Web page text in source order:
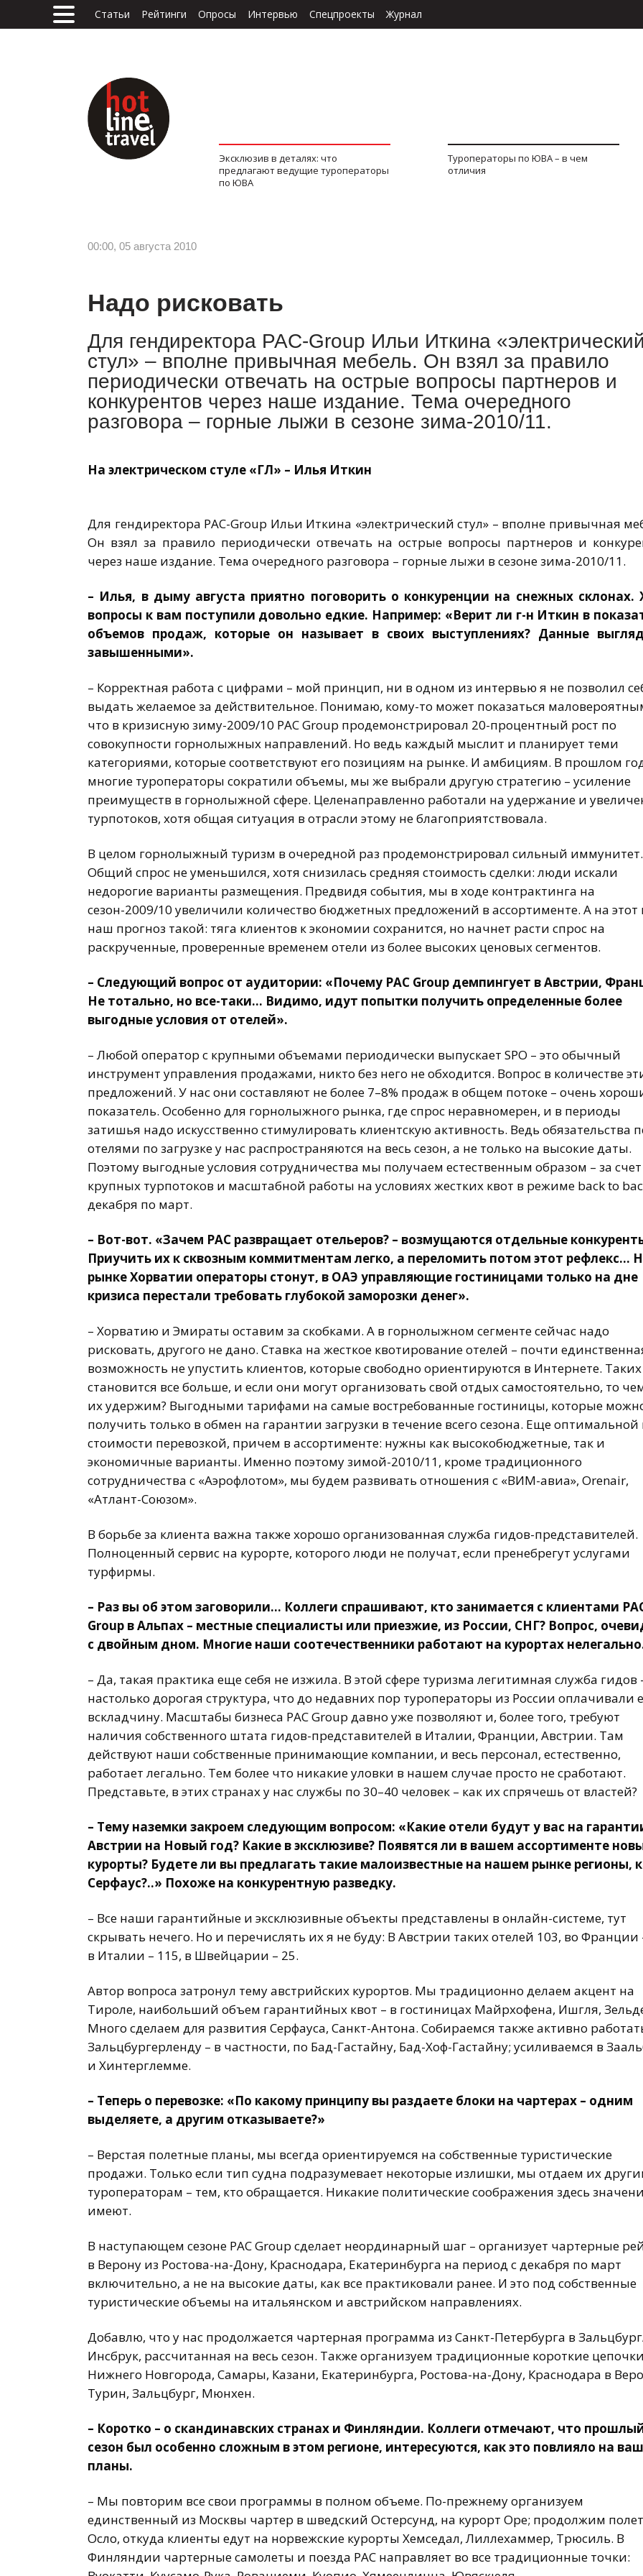
Статьи Рейтинги Опросы Интервью Спецпроекты Журнал
Эксклюзив в деталях: что
предлагают ведущие туроператоры
по ЮВА
Туроператоры по ЮВА – в чем
отличия
00:00, 05 августа 2010
Надо рисковать
Для гендиректора PAC-Group Ильи Иткина «электрический
стул» – вполне привычная мебель. Он взял за правило
периодически отвечать на острые вопросы партнеров и
конкурентов через наше издание. Тема очередного
разговора – горные лыжи в сезоне зима-2010/11.
На электрическом стуле «ГЛ» – Илья Иткин
Для гендиректора PAC-Group Ильи Иткина «электрический стул» – вполне привычная
Он взял за правило периодически отвечать на острые вопросы партнеров и
через наше издание. Тема очередного разговора – горные лыжи в сезоне зима-2010/11.
– Илья, в дыму августа приятно поговорить о конкуренции на снежных склонах.
вопросы к вам поступили довольно едкие. Например: «Верит ли г-н Иткин в
объемов продаж, которые он называет в своих выступлениях? Данные
завышенными».
– Корректная работа с цифрами – мой принцип, ни в одном из интервью я не позволил
выдать желаемое за действительное. Понимаю, кому-то может показаться
что в кризисную зиму-2009/10 PAC Group продемонстрировал 20-процентный рост по
совокупности горнолыжных направлений. Но ведь каждый мыслит и планирует теми
категориями, которые соответствуют его позициям на рынке. И амбициям. В прошлом
многие туроператоры сократили объемы, мы же выбрали другую стратегию – усиление
преимуществ в горнолыжной сфере. Целенаправленно работали на удержание и
турпотоков, хотя общая ситуация в отрасли этому не благоприятствовала.
В целом горнолыжный туризм в очередной раз продемонстрировал сильный иммунитет.
Общий спрос не уменьшился, хотя снизилась средняя стоимость сделки: люди искали
недорогие варианты размещения. Предвидя события, мы в ходе контрактинга на
сезон-2009/10 увеличили количество бюджетных предложений в ассортименте. А на этот
наш прогноз такой: тяга клиентов к экономии сохранится, но начнет расти спрос на
раскрученные, проверенные временем отели из более высоких ценовых сегментов.
– Следующий вопрос от аудитории: «Почему PAC Group демпингует в Австрии,
Не тотально, но все-таки… Видимо, идут попытки получить определенные более
выгодные условия от отелей».
– Любой оператор с крупными объемами периодически выпускает SPO – это обычный
инструмент управления продажами, никто без него не обходится. Вопрос в количестве
предложений. У нас они составляют не более 7–8% продаж в общем потоке – очень
показатель. Особенно для горнолыжного рынка, где спрос неравномерен, и в периоды
затишья надо искусственно стимулировать клиентскую активность. Ведь обязательства
отелями по загрузке у нас распространяются на весь сезон, а не только на высокие даты.
Поэтому выгодные условия сотрудничества мы получаем естественным образом – за счет
крупных турпотоков и масштабной работы на условиях жестких квот в режиме back to
декабря по март.
– Вот-вот. «Зачем PAC развращает отельеров? – возмущаются отдельные
Приучить их к сквозным коммитментам легко, а переломить потом этот рефлекс…
рынке Хорватии операторы стонут, в ОАЭ управляющие гостиницами только на дне
кризиса перестали требовать глубокой заморозки денег».
– Хорватию и Эмираты оставим за скобками. А в горнолыжном сегменте сейчас надо
рисковать, другого не дано. Ставка на жесткое квотирование отелей – почти
возможность не упустить клиентов, которые свободно ориентируются в Интернете. Таких
становится все больше, и если они могут организовать свой отдых самостоятельно, то
их удержим? Выгодными тарифами на самые востребованные гостиницы, которые
получить только в обмен на гарантии загрузки в течение всего сезона. Еще оптимальной
стоимости перевозкой, причем в ассортименте: нужны как высокобюджетные, так и
экономичные варианты. Именно поэтому зимой-2010/11, кроме традиционного
сотрудничества с «Аэрофлотом», мы будем развивать отношения с «ВИМ-авиа», Orenair,
«Атлант-Союзом».
В борьбе за клиента важна также хорошо организованная служба гидов-представителей.
Полноценный сервис на курорте, которого люди не получат, если пренебрегут услугами
турфирмы.
– Раз вы об этом заговорили… Коллеги спрашивают, кто занимается с клиентами
Group в Альпах – местные специалисты или приезжие, из России, СНГ? Вопрос,
с двойным дном. Многие наши соотечественники работают на курортах
– Да, такая практика еще себя не изжила. В этой сфере туризма легитимная служба гидов
настолько дорогая структура, что до недавних пор туроператоры из России оплачивали
вскладчину. Масштабы бизнеса PAC Group давно уже позволяют и, более того, требуют
наличия собственного штата гидов-представителей в Италии, Франции, Австрии. Там
действуют наши собственные принимающие компании, и весь персонал, естественно,
работает легально. Тем более что никакие уловки в нашем случае просто не сработают.
Представьте, в этих странах у нас службы по 30–40 человек – как их спрячешь от властей?
– Тему наземки закроем следующим вопросом: «Какие отели будут у вас на
Австрии на Новый год? Какие в эксклюзиве? Появятся ли в вашем ассортименте
курорты? Будете ли вы предлагать такие малоизвестные на нашем рынке регионы,
Серфаус?..» Похоже на конкурентную разведку.
– Все наши гарантийные и эксклюзивные объекты представлены в онлайн-системе, тут
скрывать нечего. Но и перечислять их я не буду: В Австрии таких отелей 103, во Франции
в Италии – 115, в Швейцарии – 25.
Автор вопроса затронул тему австрийских курортов. Мы традиционно делаем акцент на
Тироле, наибольший объем гарантийных квот – в гостиницах Майрхофена, Ишгля,
Много сделаем для развития Серфауса, Санкт-Антона. Собираемся также активно
Зальцбургерленду – в частности, по Бад-Гастайну, Бад-Хоф-Гастайну; усиливаемся в
и Хинтерглемме.
– Теперь о перевозке: «По какому принципу вы раздаете блоки на чартерах – одним
выделяете, а другим отказываете?»
– Верстая полетные планы, мы всегда ориентируемся на собственные туристические
продажи. Только если тип судна подразумевает некоторые излишки, мы отдаем их
туроператорам – тем, кто обращается. Никакие политические соображения здесь
имеют.
В наступающем сезоне PAC Group сделает неординарный шаг – организует чартерные
в Верону из Ростова-на-Дону, Краснодара, Екатеринбурга на период с декабря по март
включительно, а не на высокие даты, как все практиковали ранее. И это под собственные
туристические объемы на итальянском и австрийском направлениях.
Добавлю, что у нас продолжается чартерная программа из Санкт-Петербурга в
Инсбрук, рассчитанная на весь сезон. Также организуем традиционные короткие
Нижнего Новгорода, Самары, Казани, Екатеринбурга, Ростова-на-Дону, Краснодара в
Турин, Зальцбург, Мюнхен.
– Коротко – о скандинавских странах и Финляндии. Коллеги отмечают, что
сезон был особенно сложным в этом регионе, интересуются, как это повлияло на
планы.
– Мы повторим все свои программы в полном объеме. По-прежнему организуем
единственный из Москвы чартер в шведский Остерсунд, на курорт Оре; продолжим
Осло, откуда клиенты едут на норвежские курорты Хемседал, Лиллехаммер, Трюсиль. В
Финляндии чартерные самолеты и поезда PAC направляет во все традиционные точки: